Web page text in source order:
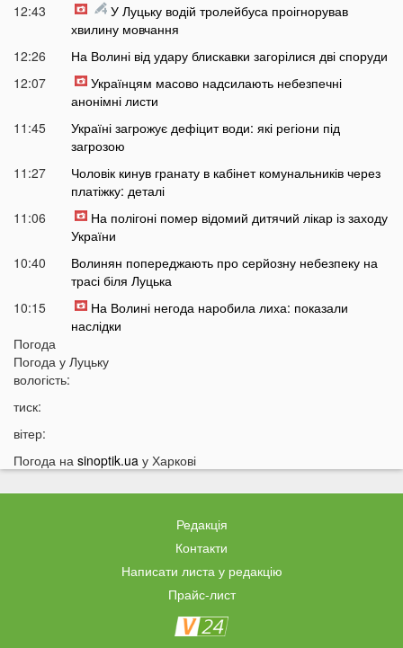
12:43
У Луцьку водій тролейбуса проігнорував
хвилину мовчання
12:26
На Волині від удару блискавки загорілися дві споруди
12:07
Українцям масово надсилають небезпечні
анонімні листи
11:45
Україні загрожує дефіцит води: які регіони під
загрозою
11:27
Чоловік кинув гранату в кабінет комунальників через
платіжку: деталі
11:06
На полігоні помер відомий дитячий лікар із заходу
України
10:40
Волинян попереджають про серйозну небезпеку на
трасі біля Луцька
10:15
На Волині негода наробила лиха: показали
наслідки
09:47
09:16
06 СЕРПНЯ
21:06
Біля Луцька негода наробила біди: волиняни
публікують наслідки у мережі
Астрологи назвали знаки Зодіаку, для яких серпень
стане найгіршим місяцем року
Врожай під загрозою: як врятувати город від
Погода
Погода у Луцьку
вологість:
тиск:
вітер:
Погода на sinoptik.ua у Харкові
Редакція
Контакти
Написати листа у редакцію
Прайс-лист